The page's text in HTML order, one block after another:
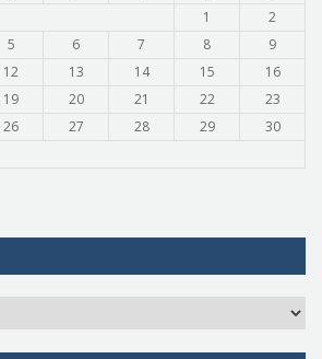
1
2
5 6 7 8
9
12 13 14 15
16
19 20 21 22
23
26 27 28 29
30